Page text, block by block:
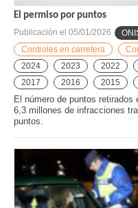
El permiso por puntos
Publicación el 05/01/2026
Controles en carretera
2024
2023 2022
2017
2016 2015
El número de puntos
6,3 millones de infracciones
puntos.